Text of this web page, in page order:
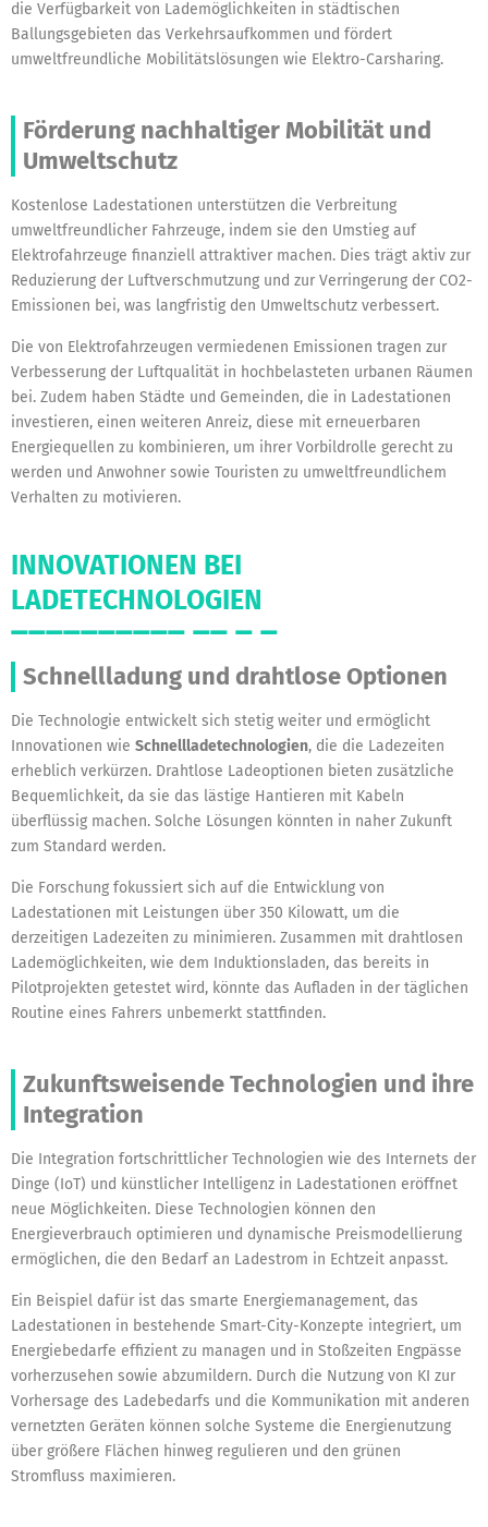
die Verfügbarkeit von Lademöglichkeiten in städtischen
Ballungsgebieten das Verkehrsaufkommen und fördert
umweltfreundliche Mobilitätslösungen wie Elektro-Carsharing.
Förderung nachhaltiger Mobilität und
Umweltschutz
Kostenlose Ladestationen unterstützen die Verbreitung
umweltfreundlicher Fahrzeuge, indem sie den Umstieg auf
Elektrofahrzeuge finanziell attraktiver machen. Dies trägt aktiv zur
Reduzierung der Luftverschmutzung und zur Verringerung der CO2-
Emissionen bei, was langfristig den Umweltschutz verbessert.
Die von Elektrofahrzeugen vermiedenen Emissionen tragen zur
Verbesserung der Luftqualität in hochbelasteten urbanen Räumen
bei. Zudem haben Städte und Gemeinden, die in Ladestationen
investieren, einen weiteren Anreiz, diese mit erneuerbaren
Energiequellen zu kombinieren, um ihrer Vorbildrolle gerecht zu
werden und Anwohner sowie Touristen zu umweltfreundlichem
Verhalten zu motivieren.
INNOVATIONEN BEI
LADETECHNOLOGIEN
Schnellladung und drahtlose Optionen
Die Technologie entwickelt sich stetig weiter und ermöglicht
Innovationen wie Schnellladetechnologien, die die Ladezeiten
erheblich verkürzen. Drahtlose Ladeoptionen bieten zusätzliche
Bequemlichkeit, da sie das lästige Hantieren mit Kabeln
überflüssig machen. Solche Lösungen könnten in naher Zukunft
zum Standard werden.
Die Forschung fokussiert sich auf die Entwicklung von
Ladestationen mit Leistungen über 350 Kilowatt, um die
derzeitigen Ladezeiten zu minimieren. Zusammen mit drahtlosen
Lademöglichkeiten, wie dem Induktionsladen, das bereits in
Pilotprojekten getestet wird, könnte das Aufladen in der täglichen
Routine eines Fahrers unbemerkt stattfinden.
Zukunftsweisende Technologien und ihre
Integration
Die Integration fortschrittlicher Technologien wie des Internets der
Dinge (IoT) und künstlicher Intelligenz in Ladestationen eröffnet
neue Möglichkeiten. Diese Technologien können den
Energieverbrauch optimieren und dynamische Preismodellierung
ermöglichen, die den Bedarf an Ladestrom in Echtzeit anpasst.
Ein Beispiel dafür ist das smarte Energiemanagement, das
Ladestationen in bestehende Smart-City-Konzepte integriert, um
Energiebedarfe effizient zu managen und in Stoßzeiten Engpässe
vorherzusehen sowie abzumildern. Durch die Nutzung von KI zur
Vorhersage des Ladebedarfs und die Kommunikation mit anderen
vernetzten Geräten können solche Systeme die Energienutzung
über größere Flächen hinweg regulieren und den grünen
Stromfluss maximieren.